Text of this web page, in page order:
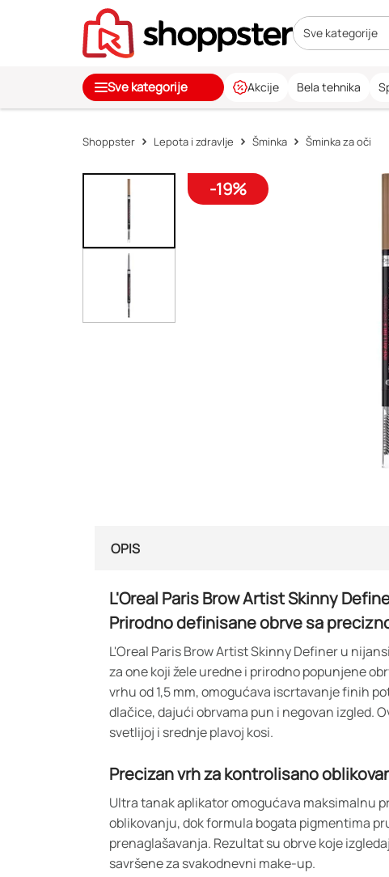
Sve kategorije
Sve kategorije Akcije Bela tehnika
Shoppster Lepota i zdravlje Šminka Šminka za oči
-19%
OPIS
L'Oreal Paris Brow Artist Skinny
Prirodno definisane obrve sa
L'Oreal Paris Brow Artist Skinny Definer u
za one koji žele uredne i prirodno popunjene
vrhu od 1,5 mm, omogućava iscrtavanje finih
dlačice, dajući obrvama pun i negovan izgled.
svetlijoj i srednje plavoj kosi.
Precizan vrh za kontrolisano
Ultra tanak aplikator omogućava maksimalnu
oblikovanju, dok formula bogata pigmentima
prenaglašavanja. Rezultat su obrve koje
savršene za svakodnevni make-up.